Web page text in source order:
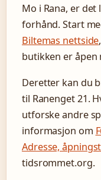
Mo i Rana, er
forhånd. Start
Biltemas nettside
butikken er åpen
Deretter kan du
til Ranenget 21.
utforske andre
informasjon om
Adresse,
tidsrommet.org.